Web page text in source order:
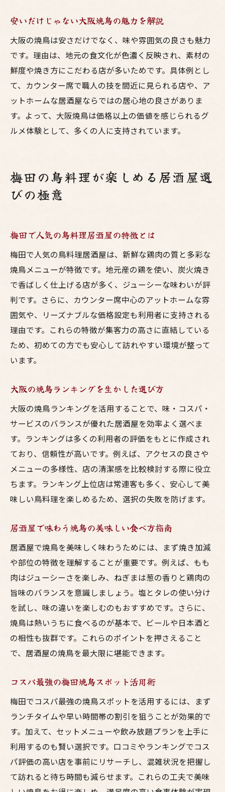
コスパと味で選ぶ梅田鳥料理のお店選び
大阪の焼鳥百名店に共通する安心感とは
居酒屋選びで失敗しない大阪グルメの秘訣
安いだけじゃない大阪焼鳥の魅力を解説
大阪の焼鳥は安さだけでなく、味や雰囲気の良さも魅力
です。理由は、地元の食文化が色濃く反映され、素材の
鮮度や焼き方にこだわる店が多いためです。具体例とし
て、カウンター席で職人の技を間近に見られる店や、ア
ットホームな居酒屋ならではの居心地の良さがありま
す。よって、大阪焼鳥は価格以上の価値を感じられるグ
ルメ体験として、多くの人に支持されています。
梅田の鳥料理が楽しめる居酒屋選
びの極意
梅田で人気の鳥料理居酒屋の特徴とは
梅田で人気の鳥料理居酒屋は、新鮮な鶏肉の質と多彩な
焼鳥メニューが特徴です。地元産の鶏を使い、炭火焼き
で香ばしく仕上げる店が多く、ジューシーな味わいが評
判です。さらに、カウンター席中心のアットホームな雰
囲気や、リーズナブルな価格設定も利用者に支持される
理由です。これらの特徴が集客力の高さに直結している
ため、初めての方でも安心して訪れやすい環境が整って
います。
大阪の焼鳥ランキングを生かした選び方
大阪の焼鳥ランキングを活用することで、味・コスパ・
サービスのバランスが優れた居酒屋を効率よく選べま
す。ランキングは多くの利用者の評価をもとに作成され
ており、信頼性が高いです。例えば、アクセスの良さや
メニューの多様性、店の清潔感を比較検討する際に役立
ちます。ランキング上位店は常連客も多く、安心して美
味しい鳥料理を楽しめるため、選択の失敗を防げます。
居酒屋で味わう焼鳥の美味しい食べ方指南
居酒屋で焼鳥を美味しく味わうためには、まず焼き加減
や部位の特徴を理解することが重要です。例えば、もも
肉はジューシーさを楽しみ、ねぎまは葱の香りと鶏肉の
旨味のバランスを意識しましょう。塩とタレの使い分け
を試し、味の違いを楽しむのもおすすめです。さらに、
焼鳥は熱いうちに食べるのが基本で、ビールや日本酒と
の相性も抜群です。これらのポイントを押さえること
で、居酒屋の焼鳥を最大限に堪能できます。
コスパ最強の梅田焼鳥スポット活用術
梅田でコスパ最強の焼鳥スポットを活用するには、まず
ランチタイムや早い時間帯の割引を狙うことが効果的で
す。加えて、セットメニューや飲み放題プランを上手に
利用するのも賢い選択です。口コミやランキングでコス
パ評価の高い店を事前にリサーチし、混雑状況を把握し
て訪れると待ち時間も減らせます。これらの工夫で美味